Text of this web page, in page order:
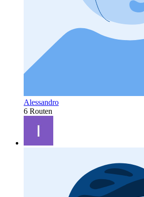
Alessandro
6 Routen